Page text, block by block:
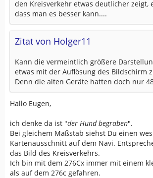
den Kreisverkehr etwas deutlicher zeigt,
dass man es besser kann....
Zitat von Holger11
Kann die vermeintlich größere
etwas mit der Auflösung des Bildschirm
Denn die alten Geräte hatten doch nur
Hallo Eugen,
ich denke da ist "der Hund begraben".
Bei gleichem Maßstab siehst Du einen
Kartenausschnitt auf dem Navi.
das Bild des Kreisverkehrs.
Ich bin mit dem 276Cx immer mit einem
als auf dem 276c gefahren.